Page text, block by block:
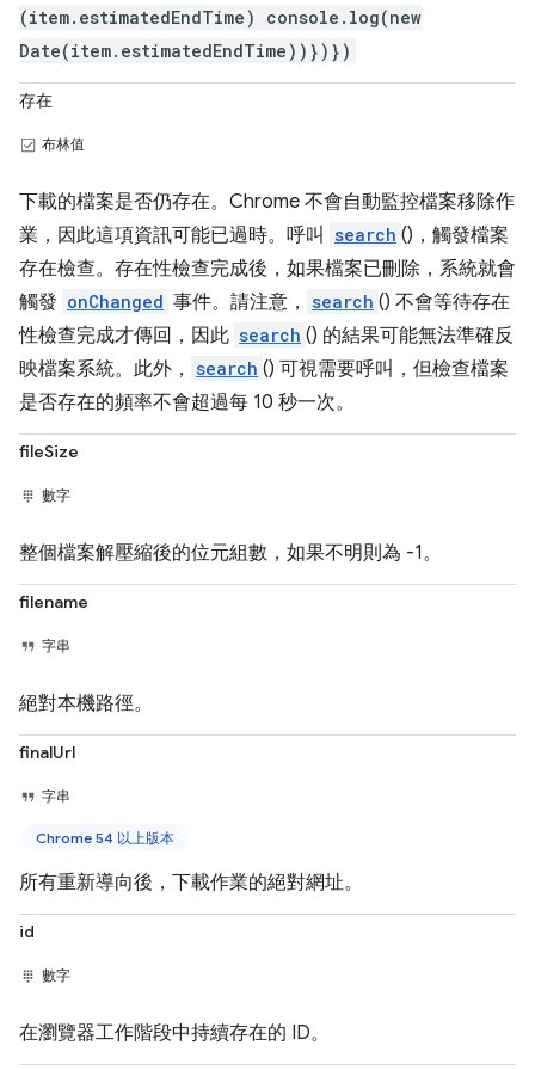
(item.estimatedEndTime) console.log(new
Date(item.estimatedEndTime))})})
存在
布林值
下載的檔案是否仍存在。Chrome 不會自動監控檔案移除作
業，因此這項資訊可能已過時。呼叫 search ()，觸發檔案
存在檢查。存在性檢查完成後，如果檔案已刪除，系統就會
觸發 onChanged 事件。請注意， search () 不會等待存在
性檢查完成才傳回，因此 search () 的結果可能無法準確反
映檔案系統。此外， search () 可視需要呼叫，但檢查檔案
是否存在的頻率不會超過每 10 秒一次。
fileSize
數字
整個檔案解壓縮後的位元組數，如果不明則為 -1。
filename
字串
絕對本機路徑。
finalUrl
字串
Chrome 54 以上版本
所有重新導向後，下載作業的絕對網址。
id
數字
在瀏覽器工作階段中持續存在的 ID。